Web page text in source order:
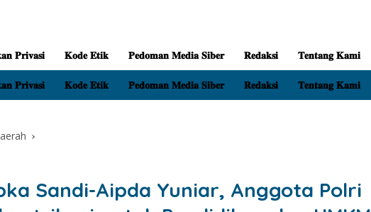
𝐏𝐫𝐢𝐯𝐚𝐬𝐢 𝐊𝐨𝐝𝐞 𝐄𝐭𝐢𝐤 𝐏𝐞𝐝𝐨𝐦𝐚𝐧 𝐌𝐞𝐝𝐢𝐚 𝐒𝐢𝐛𝐞𝐫 𝐑𝐞𝐝𝐚𝐤𝐬𝐢 𝐓𝐞𝐧𝐭𝐚𝐧𝐠 𝐊𝐚𝐦𝐢
𝐏𝐫𝐢𝐯𝐚𝐬𝐢 𝐊𝐨𝐝𝐞 𝐄𝐭𝐢𝐤 𝐏𝐞𝐝𝐨𝐦𝐚𝐧 𝐌𝐞𝐝𝐢𝐚 𝐒𝐢𝐛𝐞𝐫 𝐑𝐞𝐝𝐚𝐤𝐬𝐢 𝐓𝐞𝐧𝐭𝐚𝐧𝐠 𝐊𝐚𝐦𝐢
Sandi-Aipda Yuniar, Anggota Polri